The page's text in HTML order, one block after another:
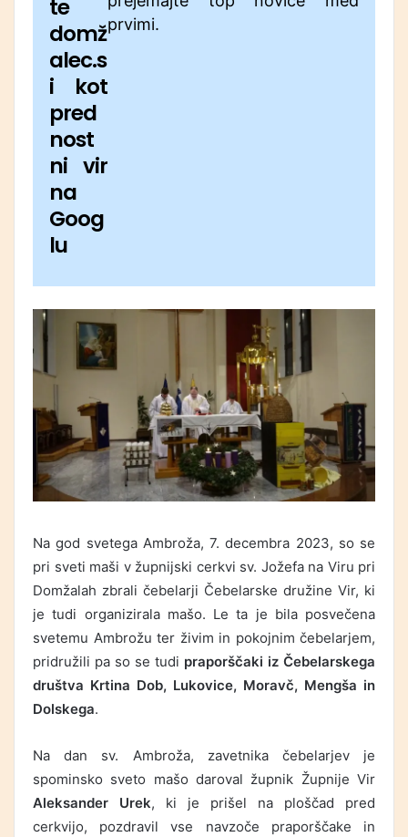
te
domž
alec.s
i kot
pred
nost
ni vir
na
Goog
lu
prvimi.
Na god svetega Ambroža, 7. decembra 2023, so se
pri sveti maši v župnijski cerkvi sv. Jožefa na Viru pri
Domžalah zbrali čebelarji Čebelarske družine Vir, ki
je tudi organizirala mašo. Le ta je bila posvečena
svetemu Ambrožu ter živim in pokojnim čebelarjem,
pridružili pa so se tudi praporščaki iz Čebelarskega
društva Krtina Dob, Lukovice, Moravč, Mengša in
Dolskega.
Na dan sv. Ambroža, zavetnika čebelarjev je
spominsko sveto mašo daroval župnik Župnije Vir
Aleksander Urek, ki je prišel na ploščad pred
cerkvijo, pozdravil vse navzoče praporščake in